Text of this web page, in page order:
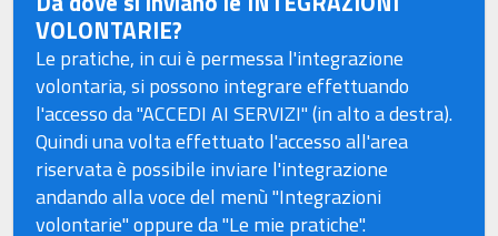
VOLONTARIE?
Le pratiche, in cui è permessa l'integrazione
volontaria, si possono integrare effettuando
l'accesso da "ACCEDI AI SERVIZI" (in alto a destra).
Quindi una volta effettuato l'accesso all'area
riservata è possibile inviare l'integrazione
andando alla voce del menù "Integrazioni
volontarie" oppure da "Le mie pratiche".